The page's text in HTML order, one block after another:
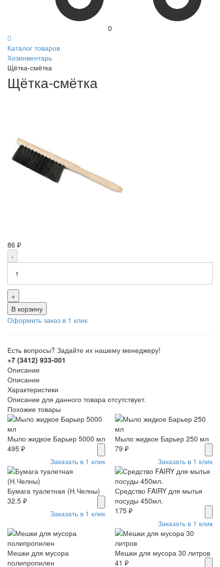
0
Каталог товаров
Хозинвентарь
Щётка-смётка
Щётка-смётка
86 ₽
-
+
В корзину
Оформить заказ в 1 клик
Есть вопросы? Задайте их нашему менеджеру!
+7 (3412) 933-001
Описание
Описание
Характеристики
Описание для данного товара отсутствует.
Похожие товары
Мыло жидкое Барьер 5000 мл
495 ₽
Заказать в 1 клик
Мыло жидкое Барьер 250 мл
79 ₽
Заказать в 1 клик
Бумага туалетная (Н.Челны)
32.5 ₽
Заказать в 1 клик
Средство FAIRY для мытья
посуды 450мл.
175 ₽
Заказать в 1 клик
Мешки для мусора
полипропилен
Мешки для мусора 30 литров
41 ₽